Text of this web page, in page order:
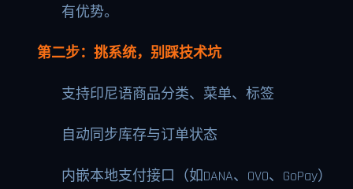
有优势。
第二步：挑系统，别踩技术坑
支持印尼语商品分类、菜单、标签
自动同步库存与订单状态
内嵌本地支付接口（如DANA、OVO、GoPay）